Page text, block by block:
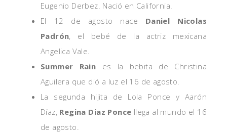
Eugenio Derbez. Nació en California.
El 12 de agosto nace Daniel Nicolas
Padrón, el bebé de la actriz mexicana
Angelica Vale.
Summer Rain es la bebita de Christina
Aguilera que dió a luz el 16 de agosto.
La segunda hijita de Lola Ponce y Aarón
Díaz, Regina Diaz Ponce llega al mundo el 16
de agosto.